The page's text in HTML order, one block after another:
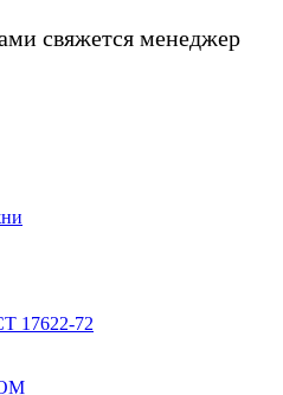
свяжется менеджер
17622-72